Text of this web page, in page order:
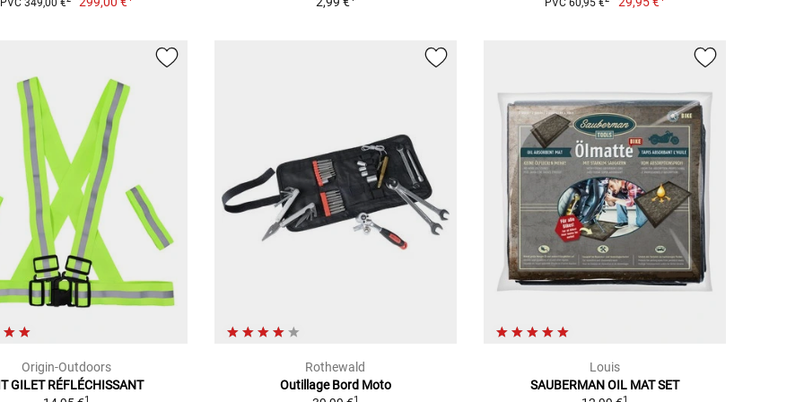
Origin-Outdoors
GILET RÉFLÉCHISSANT
Rothewald
Outillage Bord Moto
Louis
SAUBERMAN OIL MAT SET